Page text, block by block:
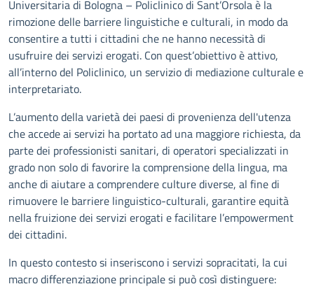
Universitaria di Bologna – Policlinico di Sant’Orsola è la
rimozione delle barriere linguistiche e culturali, in modo da
consentire a tutti i cittadini che ne hanno necessità di
usufruire dei servizi erogati. Con quest’obiettivo è attivo,
all’interno del Policlinico, un servizio di mediazione culturale e
interpretariato.
L’aumento della varietà dei paesi di provenienza dell'utenza
che accede ai servizi ha portato ad una maggiore richiesta, da
parte dei professionisti sanitari, di operatori specializzati in
grado non solo di favorire la comprensione della lingua, ma
anche di aiutare a comprendere culture diverse, al fine di
rimuovere le barriere linguistico-culturali, garantire equità
nella fruizione dei servizi erogati e facilitare l’empowerment
dei cittadini.
In questo contesto si inseriscono i servizi sopracitati, la cui
macro differenziazione principale si può così distinguere: